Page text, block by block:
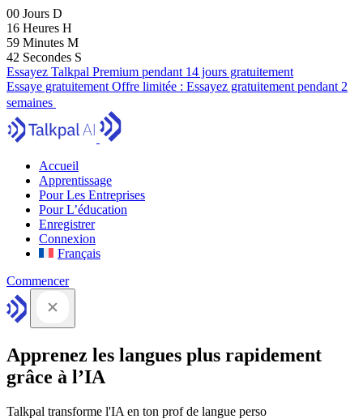
00 Jours D
16 Heures H
59 Minutes M
41 Secondes S
Essayez Talkpal Premium pendant 14 jours gratuitement
Essaye gratuitement Offre limitée : Essayez gratuitement pendant 2
semaines
Accueil
Apprentissage
Pour Les Entreprises
Pour L’éducation
Enregistrer
Connexion
Français
Commencer
Apprenez les langues plus rapidement
grâce à l’IA
Talkpal transforme l'IA en ton prof de langue perso